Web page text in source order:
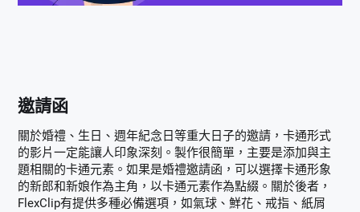
邀請函
關於婚禮、生日、週年紀念日等重大日子的邀請，卡通形式
的影片一定能讓人印象深刻。製作很簡單，主要是添加與主
題相關的卡通元素。如果是婚禮邀請函，可以選擇卡通形象
的新郎和新娘作為主角，以卡通元素作為點綴。關於後者，
FlexClip有提供多種必備選項，如氣球、鮮花、戒指、紙屑